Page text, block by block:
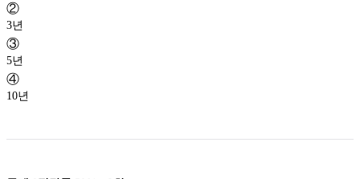
②
3년
③
5년
④
10년